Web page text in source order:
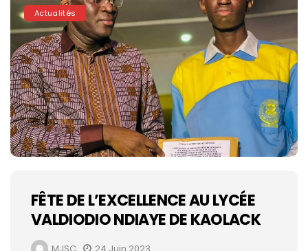
Actualités
FÊTE DE L’EXCELLENCE AU LYCÉE
VALDIODIO NDIAYE DE KAOLACK